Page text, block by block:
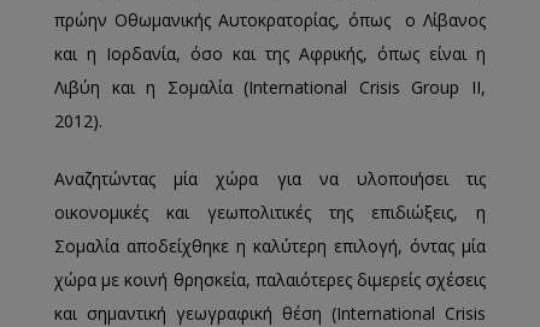
πρώην Οθωμανικής Αυτοκρατορίας, όπως ο Λίβανος
και η Ιορδανία, όσο και της Αφρικής, όπως είναι η
Λιβύη και η Σομαλία (International Crisis Group ΙI,
2012).
Αναζητώντας μία χώρα για να υλοποιήσει τις
οικονομικές και γεωπολιτικές της επιδιώξεις, η
Σομαλία αποδείχθηκε η καλύτερη επιλογή, όντας μία
χώρα με κοινή θρησκεία, παλαιότερες διμερείς σχέσεις
και σημαντική γεωγραφική θέση (International Crisis